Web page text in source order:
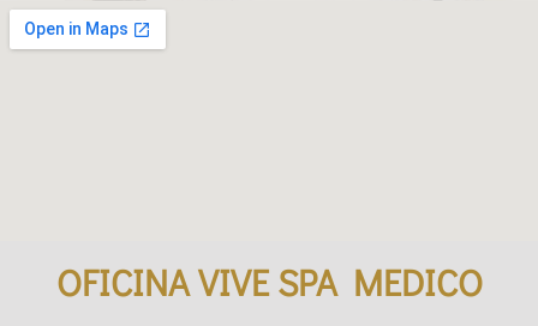
OFICINA VIVE SPA MEDICO